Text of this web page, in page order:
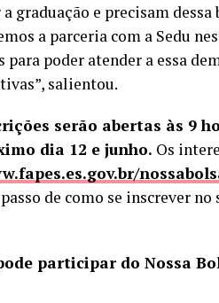
graduação e precisam
a parceria com a Sedu
para poder atender a essa
salientou.
serão abertas às 9
dia 12 e junho. Os
de como se inscrever
participar do Nossa